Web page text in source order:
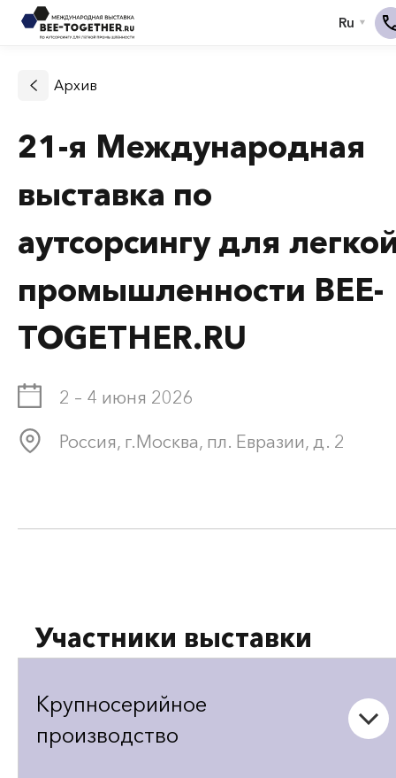
Архив
21-я Международная
выставка по
аутсорсингу для
промышленности BEE-
TOGETHER.RU
2 – 4 июня 2026
Россия, г.Москва, пл. Евразии, д. 2
Участники выставки
Крупносерийное
производство